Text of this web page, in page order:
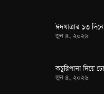
ঈদযাত্রার ১৩
জুন ৪, ২০২৬
কচুরিপানা দিয়ে
জুন ৪, ২০২৬